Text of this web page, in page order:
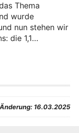
Thema
wurde
nun stehen wir
die 1,1
16.03.2025